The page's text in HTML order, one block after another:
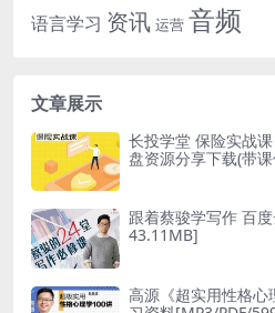
语言学习 资讯 运营 音频
文章展示
长投学堂 保险实战
盘资源分享下载(带
跟着蔡骏学写作 百
43.11MB]
高源《超实用性格